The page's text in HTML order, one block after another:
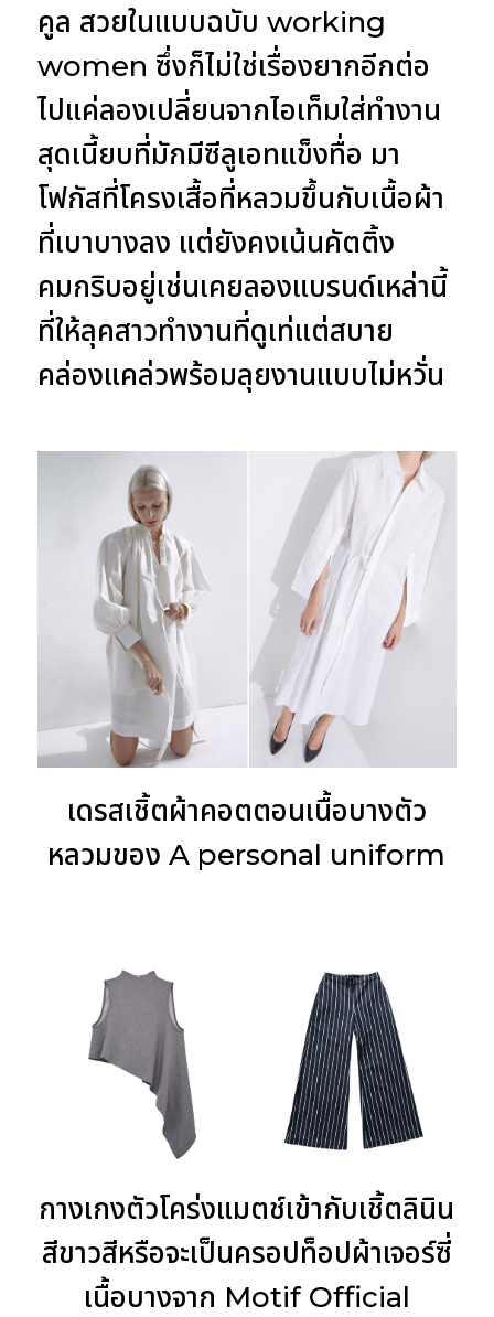
คูล สวยในแบบฉบับ working
women ซึ่งก็ไม่ใช่เรื่องยากอีกต่อ
ไปแค่ลองเปลี่ยนจากไอเท็มใส่ทำงาน
สุดเนี้ยบที่มักมีซีลูเอทแข็งทื่อ มา
โฟกัสที่โครงเสื้อที่หลวมขึ้นกับเนื้อผ้า
ที่เบาบางลง แต่ยังคงเน้นคัตติ้ง
คมกริบอยู่เช่นเคยลองแบรนด์เหล่านี้
ที่ให้ลุคสาวทำงานที่ดูเท่แต่สบาย
คล่องแคล่วพร้อมลุยงานแบบไม่หวั่น
เดรสเชิ้ตผ้าคอตตอนเนื้อบางตัว
หลวมของ A personal uniform
กางเกงตัวโคร่งแมตช์เข้ากับเชิ้ตลินิน
สีขาวสีหรือจะเป็นครอปท็อปผ้าเจอร์ซี่
เนื้อบางจาก Motif Official